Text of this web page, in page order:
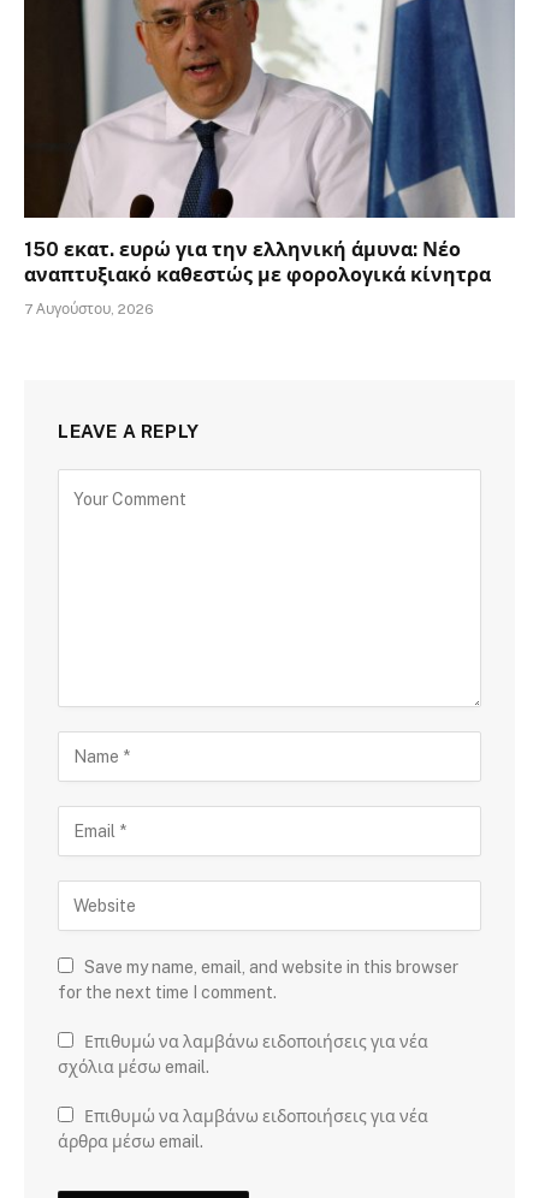
150 εκατ. ευρώ για την ελληνική άμυνα: Νέο
αναπτυξιακό καθεστώς με φορολογικά κίνητρα
7 Αυγούστου, 2026
LEAVE A REPLY
Save my name, email, and website in this browser
for the next time I comment.
Επιθυμώ να λαμβάνω ειδοποιήσεις για νέα
σχόλια μέσω email.
Επιθυμώ να λαμβάνω ειδοποιήσεις για νέα
άρθρα μέσω email.